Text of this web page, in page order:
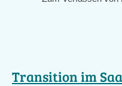
Transition im